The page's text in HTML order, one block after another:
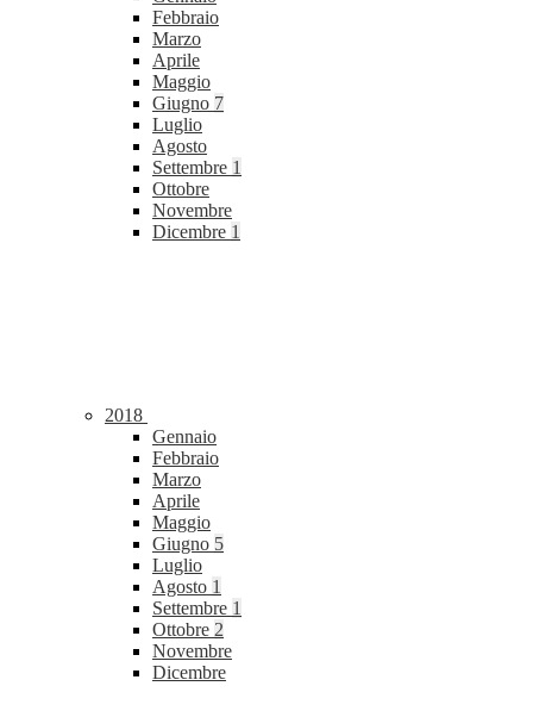
Febbraio
Marzo
Aprile
Maggio
Giugno 7
Luglio
Agosto
Settembre 1
Ottobre
Novembre
Dicembre 1
2018
Gennaio
Febbraio
Marzo
Aprile
Maggio
Giugno 5
Luglio
Agosto 1
Settembre 1
Ottobre 2
Novembre
Dicembre